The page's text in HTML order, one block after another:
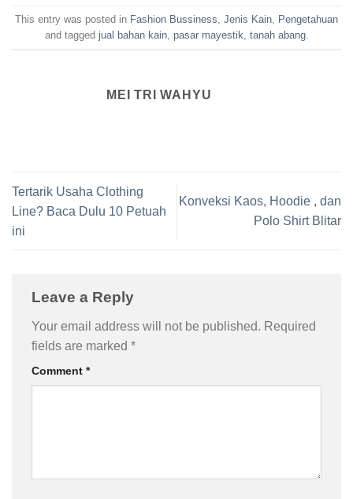
This entry was posted in Fashion Bussiness Jenis Kain Pengetahuan
and tagged jual bahan kain, pasar mayestik tanah abang.
MEI TRI WAHYU
Tertarik Usaha Clothing
Line? Baca Dulu 10 Petuah
ini
Konveksi Kaos, Hoodie , dan
Polo Shirt Blitar
Leave a Reply
Your email address will not be published. Required
fields are marked *
Comment *